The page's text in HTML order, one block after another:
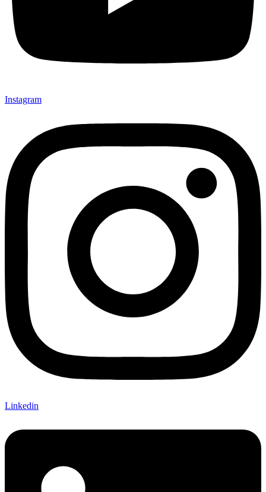
Instagram
Linkedin